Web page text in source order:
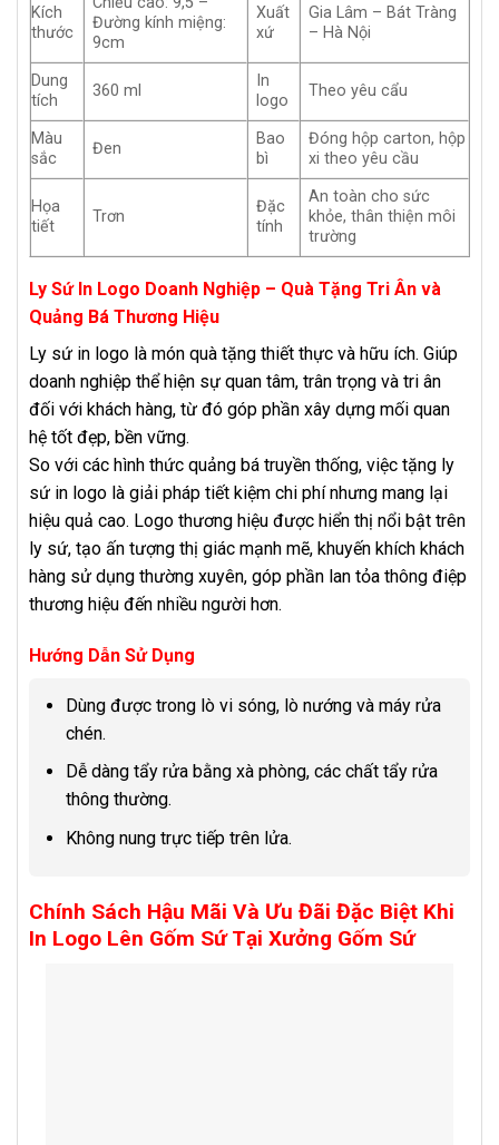
Kích
thước
Đường kính miệng:
9cm
Xuất
xứ
Gia Lâm – Bát Tràng
– Hà Nội
Dung
tích
360 ml
In
logo
Theo yêu cẩu
Màu
sắc
Đen
Bao
bì
Đóng hộp carton, hộp
xi theo yêu cầu
Họa
tiết
Trơn
Đặc
tính
An toàn cho sức
khỏe, thân thiện môi
trường
Ly Sứ In Logo Doanh Nghiệp – Quà Tặng Tri Ân và
Quảng Bá Thương Hiệu
Ly sứ in logo là món quà tặng thiết thực và hữu ích. Giúp
doanh nghiệp thể hiện sự quan tâm, trân trọng và tri ân
đối với khách hàng, từ đó góp phần xây dựng mối quan
hệ tốt đẹp, bền vững.
So với các hình thức quảng bá truyền thống, việc tặng ly
sứ in logo là giải pháp tiết kiệm chi phí nhưng mang lại
hiệu quả cao. Logo thương hiệu được hiển thị nổi bật trên
ly sứ, tạo ấn tượng thị giác mạnh mẽ, khuyến khích khách
hàng sử dụng thường xuyên, góp phần lan tỏa thông điệp
thương hiệu đến nhiều người hơn.
Hướng Dẫn Sử Dụng
Dùng được trong lò vi sóng, lò nướng và máy rửa
chén.
Dễ dàng tẩy rửa bằng xà phòng, các chất tẩy rửa
thông thường.
Không nung trực tiếp trên lửa.
Chính Sách Hậu Mãi Và Ưu Đãi Đặc Biệt Khi
In Logo Lên Gốm Sứ Tại Xưởng Gốm Sứ